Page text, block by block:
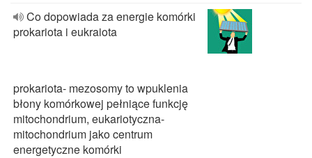
Co dopowiada za energie komórki
prokariota i eukraiota
prokariota- mezosomy to wpuklenia
błony komórkowej pełniące funkcję
mitochondrium, eukariotyczna-
mitochondrium jako centrum
energetyczne komórki